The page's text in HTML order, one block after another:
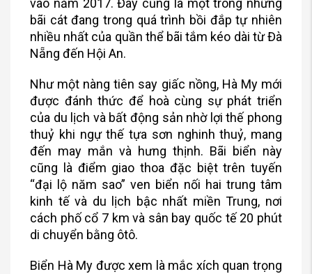
vào năm 2017. Đây cũng là một trong những
bãi cát đang trong quá trình bồi đắp tự nhiên
nhiều nhất của quần thể bãi tắm kéo dài từ Đà
Nẵng đến Hội An.
Như một nàng tiên say giấc nồng, Hà My mới
được đánh thức để hoà cùng sự phát triển
của du lịch và bất động sản nhờ lợi thế phong
thuỷ khi ngự thế tựa sơn nghinh thuỷ, mang
đến may mắn và hưng thịnh. Bãi biển này
cũng là điểm giao thoa đặc biệt trên tuyến
“đại lộ năm sao” ven biển nối hai trung tâm
kinh tế và du lịch bậc nhất miền Trung, nơi
cách phố cổ 7 km và sân bay quốc tế 20 phút
di chuyển bằng ôtô.
Biển Hà My được xem là mắc xích quan trọng